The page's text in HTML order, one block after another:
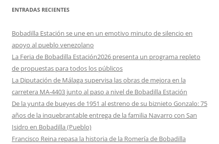
ENTRADAS RECIENTES
Bobadilla Estación se une en un emotivo minuto de silencio en
apoyo al pueblo venezolano
La Feria de Bobadilla Estación2026 presenta un programa repleto
de propuestas para todos los públicos
La Diputación de Málaga supervisa las obras de mejora en la
carretera MA-4403 junto al paso a nivel de Bobadilla Estación
De la yunta de bueyes de 1951 al estreno de su biznieto Gonzalo: 75
años de la inquebrantable entrega de la familia Navarro con San
Isidro en Bobadilla (Pueblo)
Francisco Reina repasa la historia de la Romería de Bobadilla